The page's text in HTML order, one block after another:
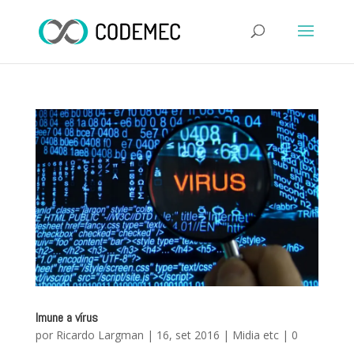
Imune a vírus
por Ricardo Largman | 16, set 2016 | Midia etc| 0